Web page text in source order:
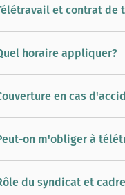
et contrat de
horaire appliquer?
en cas
on m'obliger à
du syndicat et